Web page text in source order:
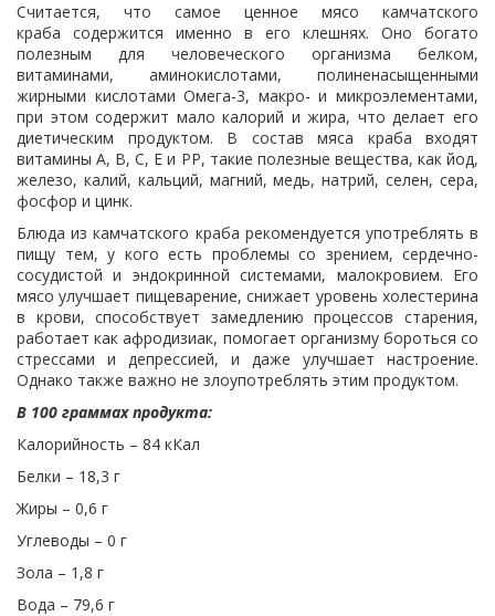
Считается, что самое ценное мясо камчатского
краба содержится именно в его клешнях. Оно богато
полезным для человеческого организма белком,
витаминами, аминокислотами, полиненасыщенными
жирными кислотами Омега-3, макро- и микроэлементами,
при этом содержит мало калорий и жира, что делает его
диетическим продуктом. В состав мяса краба входят
витамины A, В, С, Е и PP, такие полезные вещества, как йод,
железо, калий, кальций, магний, медь, натрий, селен, сера,
фосфор и цинк.
Блюда из камчатского краба рекомендуется употреблять в
пищу тем, у кого есть проблемы со зрением, сердечно-
сосудистой и эндокринной системами, малокровием. Его
мясо улучшает пищеварение, снижает уровень холестерина
в крови, способствует замедлению процессов старения,
работает как афродизиак, помогает организму бороться со
стрессами и депрессией, и даже улучшает настроение.
Однако также важно не злоупотреблять этим продуктом.
В 100 граммах продукта:
Калорийность – 84 кКал
Белки – 18,3 г
Жиры – 0,6 г
Углеводы – 0 г
Зола – 1,8 г
Вода – 79,6 г